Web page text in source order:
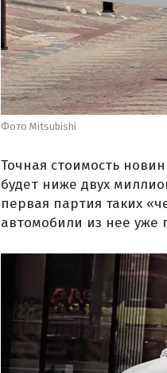
Фото Mitsubishi
Точная стоимость
будет ниже двух
первая партия таких
автомобили из нее уже